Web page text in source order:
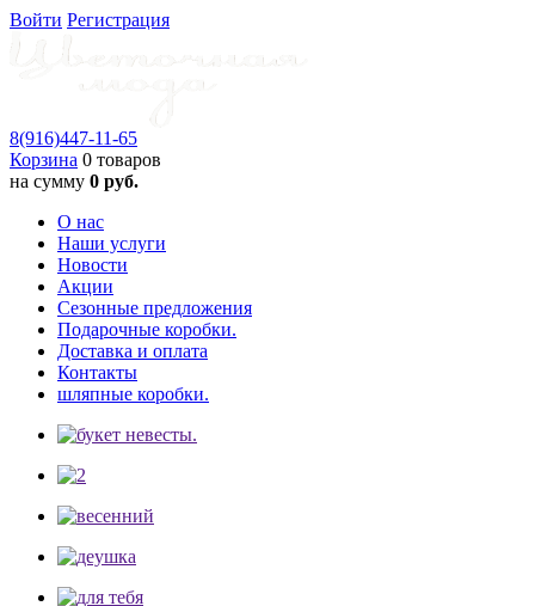
Войти Регистрация
8(916)447-11-65
Корзина 0 товаров
на сумму 0 руб.
О нас
Наши услуги
Новости
Акции
Сезонные предложения
Подарочные коробки.
Доставка и оплата
Контакты
шляпные коробки.